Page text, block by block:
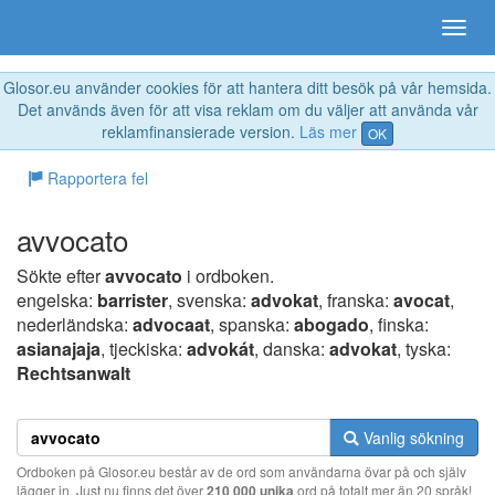
Glosor.eu använder cookies för att hantera ditt besök på vår hemsida.
Det används även för att visa reklam om du väljer att använda vår
reklamfinansierade version. Läs mer OK
Rapportera fel
avvocato
Sökte efteravvocato i ordboken.
engelska: barrister, svenska: advokat, franska: avocat,
nederländska: advocaat, spanska: abogado, finska:
asianajaja, tjeckiska: advokát, danska: advokat, tyska:
Rechtsanwalt
Vanlig sökning
Ordboken på Glosor.eu består av de ord som användarna övar på och själv
lägger in. Just nu finns det över210 000 unika ord på totalt mer än 20 språk!